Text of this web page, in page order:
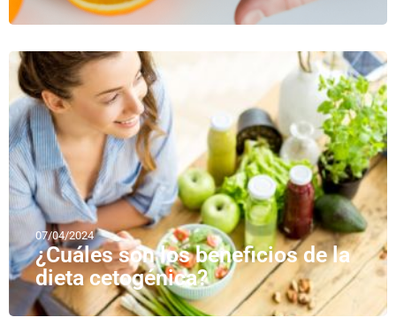
07/04/2024
¿Cuáles son los beneficios de la
dieta cetogénica?